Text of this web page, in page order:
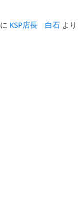
に KSP店長 白石 より